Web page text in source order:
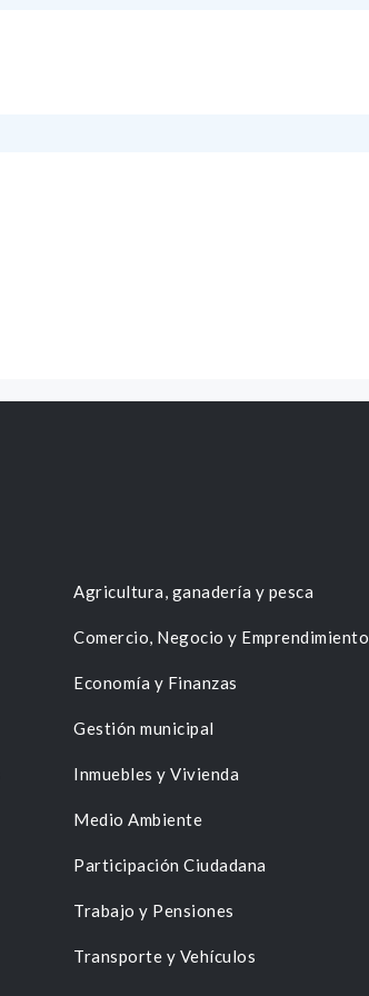
Agricultura, ganadería y pesca
Comercio, Negocio y Emprendimiento
Economía y Finanzas
Gestión municipal
Inmuebles y Vivienda
Medio Ambiente
Participación Ciudadana
Trabajo y Pensiones
Transporte y Vehículos